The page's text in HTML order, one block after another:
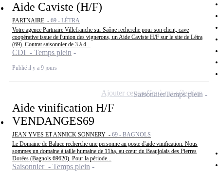
Aide Caviste (H/F)
PARTNAIRE - 69 - LÉTRA
Votre agence Partnaire Villefranche sur Saône recherche pour son client, cave
coopérative issue de l'union des vignerons, un Aide Caviste H/F sur le site de Létra
(69). Contrat saisonnier de 3 à 4...
CDI - Temps plein
Publié il y a 9 jours
Aide vinification H/F
VENDANGES69
JEAN YVES ET ANNICK SONNERY - 69 - BAGNOLS
Le Domaine de Baluce recherche une personne au poste d'aide vinification. Nous
sommes un domaine à taille humaine de 11ha, au cœur du Beaujolais des Pierres
Dorées (Bagnols 69620). Pour la période...
Saisonnier - Temps plein
SaisonnierTemps plein
Ajouter cette offre à ma sélection